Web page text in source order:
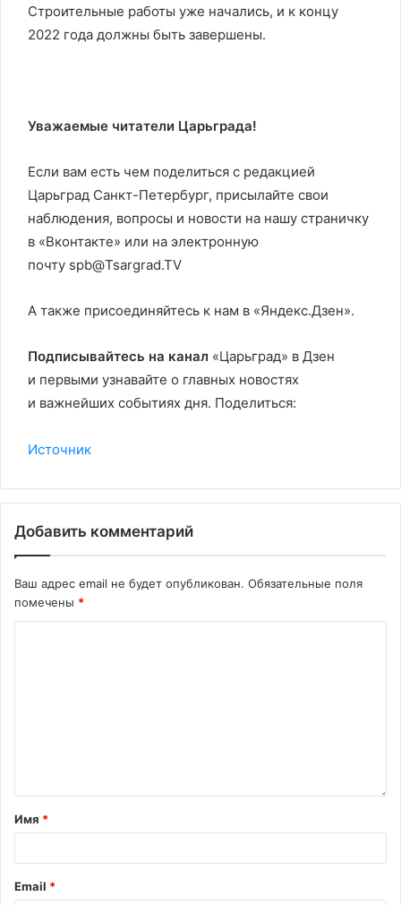
Строительные работы уже начались, и к концу
2022 года должны быть завершены.
Уважаемые читатели Царьграда!
Если вам есть чем поделиться с редакцией
Царьград Санкт-Петербург, присылайте свои
наблюдения, вопросы и новости на нашу страничку
в «Вконтакте» или на электронную
почту spb@Tsargrad.TV
А также присоединяйтесь к нам в «Яндекс.Дзен».
Подписывайтесь на канал «Царьград» в Дзен
и первыми узнавайте о главных новостях
и важнейших событиях дня. Поделиться:
Источник
Добавить комментарий
Ваш адрес email не будет опубликован. Обязательные поля
помечены *
Имя *
Email *